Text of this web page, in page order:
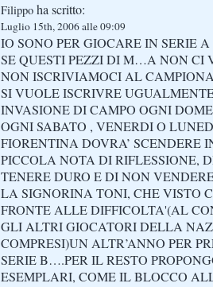
Filippo ha scritto:
Luglio 15th, 2006 alle 09:09
IO SONO PER GIOCARE IN SERIE
SE QUESTI PEZZI DI M…A NON CI
NON ISCRIVIAMOCI AL
SI VUOLE ISCRIVRE
INVASIONE DI CAMPO OGNI
OGNI SABATO , VENERDI O
FIORENTINA DOVRA’
PICCOLA NOTA DI RIFLESSIONE,
TENERE DURO E DI NON
LA SIGNORINA TONI, CHE VISTO
FRONTE ALLE DIFFICOLTA'(AL
GLI ALTRI GIOCATORI DELLA
COMPRESI)UN ALTR’ANNO PER
SERIE B….PER IL RESTO
ESEMPLARI, COME IL BLOCCO